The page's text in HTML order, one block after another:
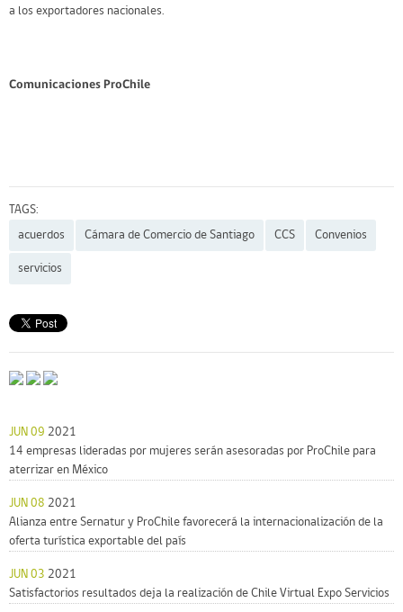
a los exportadores nacionales.
Comunicaciones ProChile
TAGS:
acuerdos
Cámara de Comercio de Santiago CCS Convenios
servicios
JUN 09 2021
14 empresas lideradas por mujeres serán asesoradas por ProChile para
aterrizar en México
JUN 08 2021
Alianza entre Sernatur y ProChile favorecerá la internacionalización de la
oferta turística exportable del país
JUN 03 2021
Satisfactorios resultados deja la realización de Chile Virtual Expo Servicios